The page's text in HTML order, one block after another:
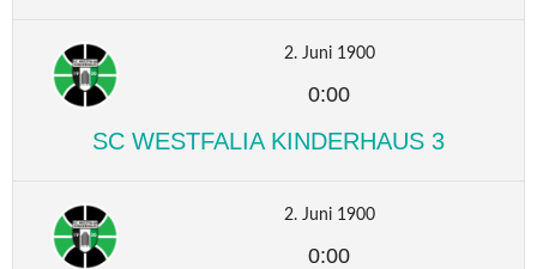
2. Juni 1900
0:00
SC WESTFALIA KINDERHAUS 3
2. Juni 1900
0:00